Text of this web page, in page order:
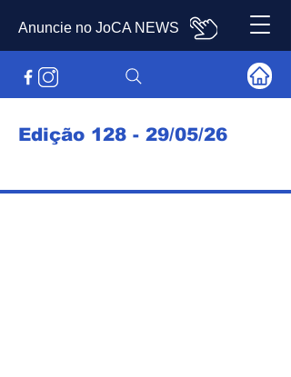
Anuncie no JoCA NEWS
Edição 128 - 29/05/26